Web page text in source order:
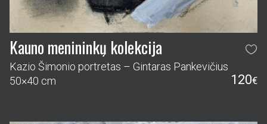
Kauno menininkų kolekcija
Kazio Šimonio portretas – Gintaras Pankevičius
50×40 cm
120€